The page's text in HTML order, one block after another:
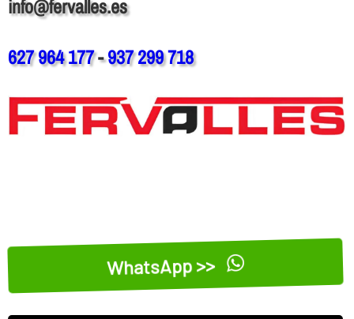
info@fervalles.es
627 964 177-937 299 718
WhatsApp >>